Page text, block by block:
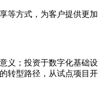
等方式，为客户提供更加
义；投资于数字化基础设
转型路径，从试点项目开